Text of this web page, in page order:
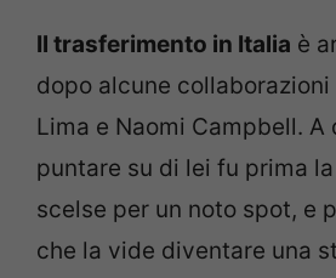
Il trasferimento in Italia è
dopo alcune collaborazioni
Lima e Naomi Campbell. A
puntare su di lei fu prima la
scelse per un noto spot, e
che la vide diventare una